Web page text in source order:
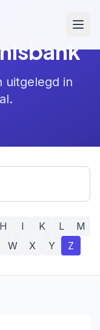
uitgelegd in
H I K L
M
W X Y Z